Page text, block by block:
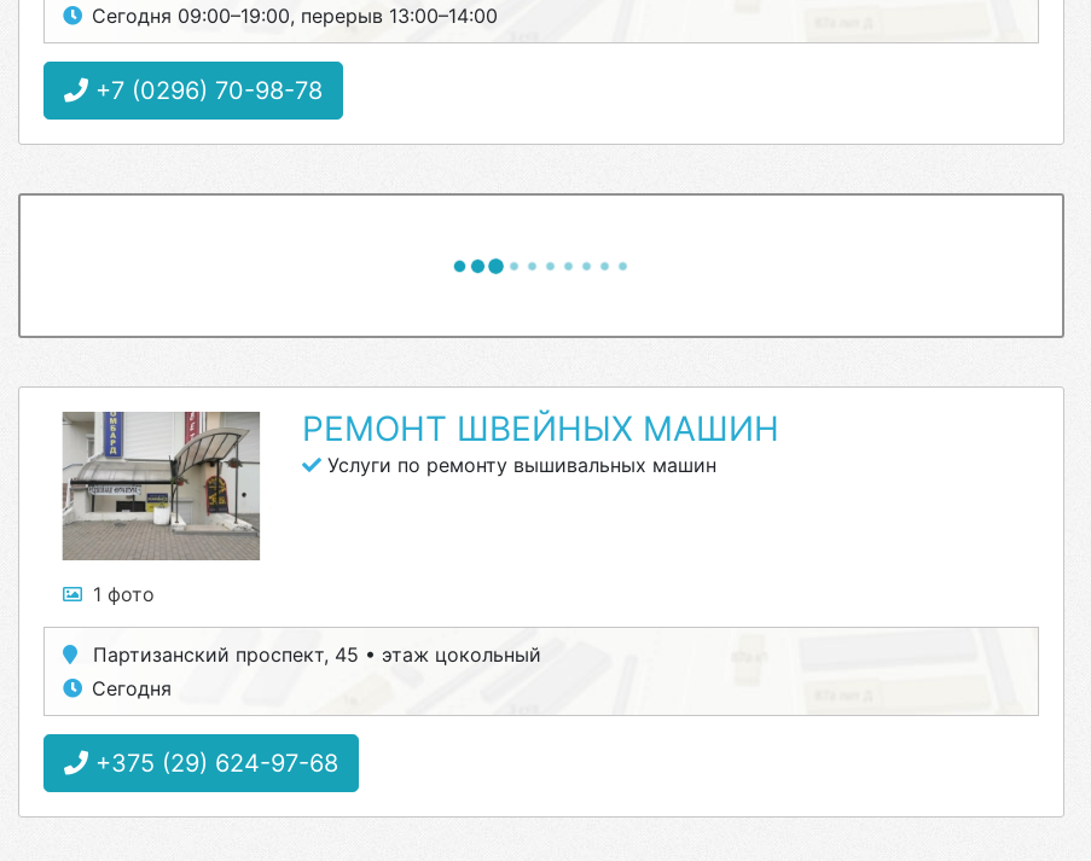
Сегодня 09:00–19:00, перерыв 13:00–14:00
+7 (0296) 70-98-78
1 фото
РЕМОНТ ШВЕЙНЫХ МАШИН
Услуги по ремонту вышивальных машин
Партизанский проспект, 45 • этаж цокольный
Сегодня
+375 (29) 624-97-68